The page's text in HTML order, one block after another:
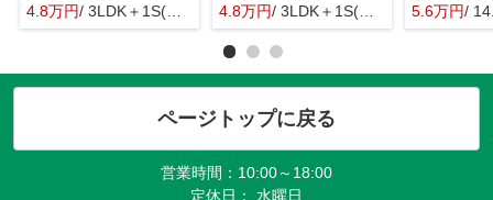
4.8万円/ 3LDK＋1S(納戸)
4.8万円/ 3LDK＋1S(納戸)
5.6万円/
ページトップに戻る
営業時間：10:00～18:00
定休日： 水曜日